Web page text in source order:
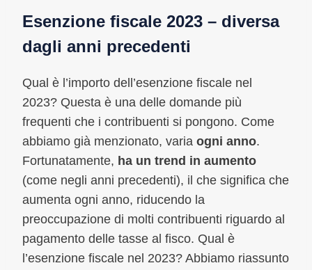
Esenzione fiscale 2023 – diversa
dagli anni precedenti
Qual è l’importo dell’esenzione fiscale nel
2023? Questa è una delle domande più
frequenti che i contribuenti si pongono. Come
abbiamo già menzionato, varia ogni anno.
Fortunatamente, ha un trend in aumento
(come negli anni precedenti), il che significa che
aumenta ogni anno, riducendo la
preoccupazione di molti contribuenti riguardo al
pagamento delle tasse al fisco. Qual è
l’esenzione fiscale nel 2023? Abbiamo riassunto